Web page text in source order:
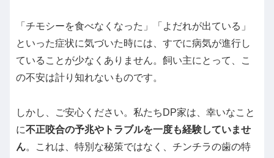
「チモシーを食べなくなった」「よだれが出ている」
といった症状に気づいた時には、すでに病気が進行し
ていることが少なくありません。飼い主にとって、こ
の不安は計り知れないものです。
しかし、ご安心ください。私たちDP家は、幸いなこと
に不正咬合の予兆やトラブルを一度も経験していませ
ん。これは、特別な秘策ではなく、チンチラの歯の特